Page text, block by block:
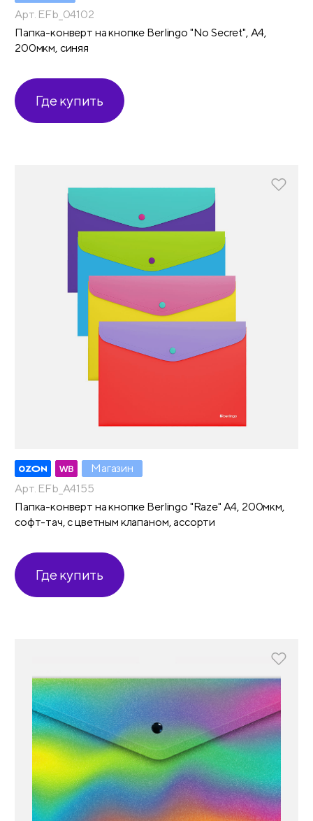
Арт. EFb_04102
Папка-конверт на кнопке Berlingo "No Secret", А4,
200мкм, синяя
Где купить
Магазин
Арт. EFb_A4155
Папка-конверт на кнопке Berlingo "Raze" А4, 200мкм,
софт-тач, с цветным клапаном, ассорти
Где купить